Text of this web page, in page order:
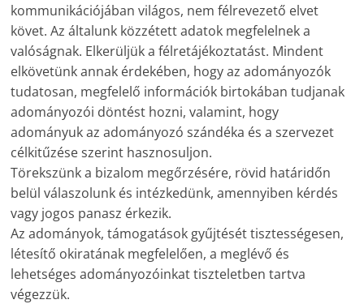
kommunikációjában világos, nem félrevezető elvet
követ. Az általunk közzétett adatok megfelelnek a
valóságnak. Elkerüljük a félretájékoztatást. Mindent
elkövetünk annak érdekében, hogy az adományozók
tudatosan, megfelelő információk birtokában tudjanak
adományozói döntést hozni, valamint, hogy
adományuk az adományozó szándéka és a szervezet
célkitűzése szerint hasznosuljon.
Törekszünk a bizalom megőrzésére, rövid határidőn
belül válaszolunk és intézkedünk, amennyiben kérdés
vagy jogos panasz érkezik.
Az adományok, támogatások gyűjtését tisztességesen,
létesítő okiratának megfelelően, a meglévő és
lehetséges adományozóinkat tiszteletben tartva
végezzük.